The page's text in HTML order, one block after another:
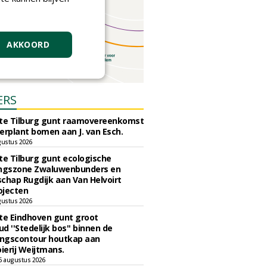
Tilburg gunt raamovereenkomst
bomen aan J. van Esch.
2026
Tilburg gunt ecologische
Zwaluwenbunders en
Rugdijk aan Van Helvoirt
2026
Eindhoven gunt groot
''Stedelijk bos'' binnen de
houtkap aan
Weijtmans.
augustus 2026
AKKOORD